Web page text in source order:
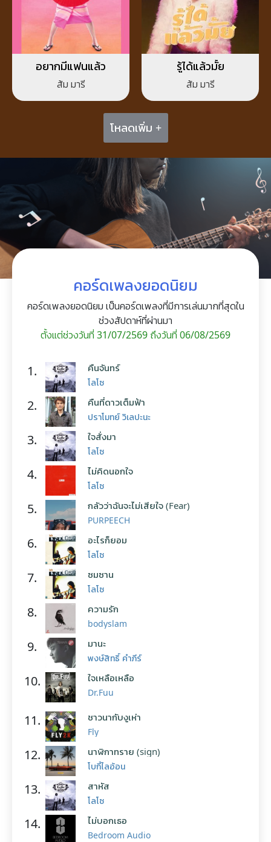
อยากมีแฟนแล้ว
ส้ม มารี
รู้ได้แล้วมั้ย
ส้ม มารี
โหลดเพิ่ม +
คอร์ดเพลงยอดนิยม
คอร์ดเพลงยอดนิยม เป็นคอร์ดเพลงที่มีการเล่นมากที่สุดใน
ช่วงสัปดาห์ที่ผ่านมา
ตั้งแต่ช่วงวันที่ 31/07/2569 ถึงวันที่ 06/08/2569
1. คืนจันทร์
โลโซ
2. คืนที่ดาวเต็มฟ้า
ปราโมทย์ วิเลปะนะ
3. ใจสั่งมา
โลโซ
4. ไม่คิดนอกใจ
โลโซ
5. กลัวว่าฉันจะไม่เสียใจ (Fear)
PURPEECH
6. อะไรก็ยอม
โลโซ
7. ซมซาน
โลโซ
8. ความรัก
bodyslam
9. มานะ
พงษ์สิทธิ์ คำภีร์
10. ใจเหลือเหลือ
Dr.Fuu
11. ชาวนากับงูเห่า
Fly
12. นาฬิกาทราย (sign)
โบกี้ไลอ้อน
13. สาหัส
โลโซ
14. ไม่บอกเธอ
Bedroom Audio